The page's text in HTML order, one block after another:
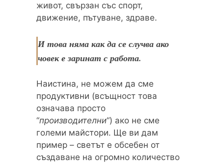
живот, свързан със спорт,
движение, пътуване, здраве.
И това няма как да се случва ако
човек е заринат с работа.
Наистина, не можем да сме
продуктивни (всъщност това
означава просто
“производителни“) ако не сме
големи майстори. Ще ви дам
пример – светът е обсебен от
създаване на огромно количество